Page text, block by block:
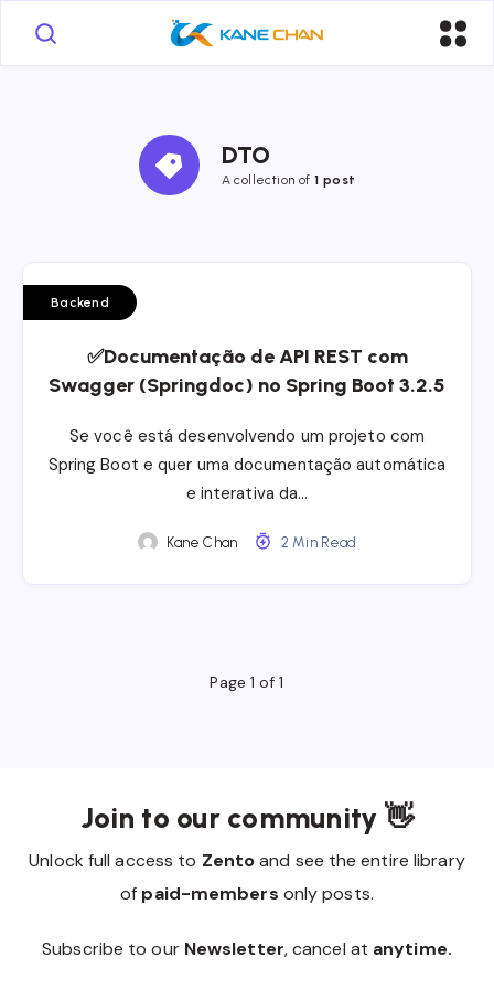
DTO
A collection of 1 post
Backend
✅Documentação de API REST com
Swagger (Springdoc) no Spring Boot 3.2.5
Se você está desenvolvendo um projeto com
Spring Boot e quer uma documentação automática
e interativa da…
Kane Chan 2 Min Read
Page 1 of 1
Join to our community 👋
Unlock full access to Zentoand see the entire library
of paid-members only posts.
Subscribe to our Newsletter, cancel at anytime.